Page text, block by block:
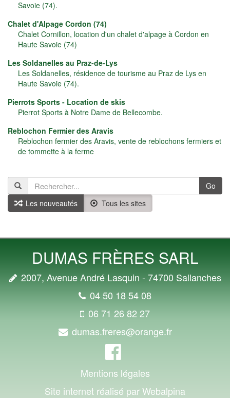
Savoie (74).
Chalet d'Alpage Cordon (74)
Chalet Cornillon, location d'un chalet d'alpage à Cordon en
Haute Savoie (74)
Les Soldanelles au Praz-de-Lys
Les Soldanelles, résidence de tourisme au Praz de Lys en
Haute Savoie (74).
Pierrots Sports - Location de skis
Pierrot Sports à Notre Dame de Bellecombe.
Reblochon Fermier des Aravis
Reblochon fermier des Aravis, vente de reblochons fermiers et
de tommette à la ferme
Go
Les nouveautés
Tous les sites
DUMAS FRÈRES SARL
2007, Avenue André Lasquin - 74700 Sallanches
04 50 18 54 08
06 71 26 82 27
dumas.freres@orange.fr
Mentions légales
Site internet réalisé par Webalpina